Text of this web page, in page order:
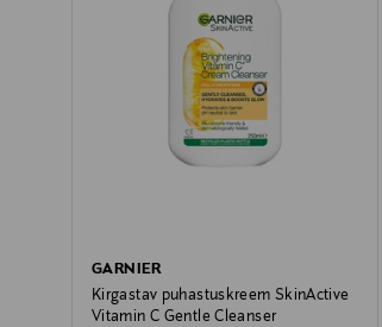
GARNIER
Kirgastav puhastuskreem SkinActive
Vitamin C Gentle Cleanser